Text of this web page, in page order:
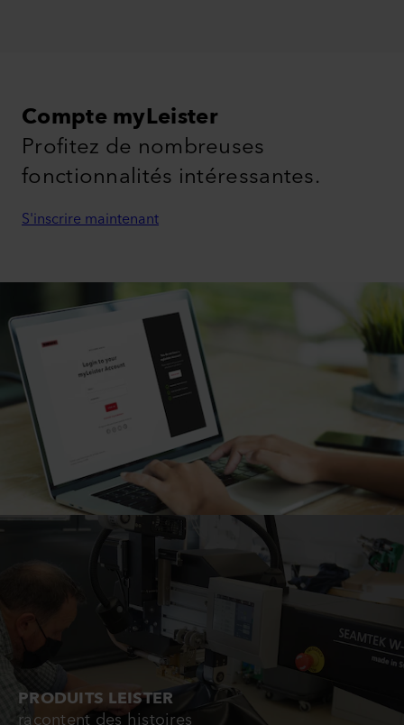
Compte myLeister
Profitez de nombreuses
fonctionnalités intéressantes.
S'inscrire maintenant
PRODUITS LEISTER